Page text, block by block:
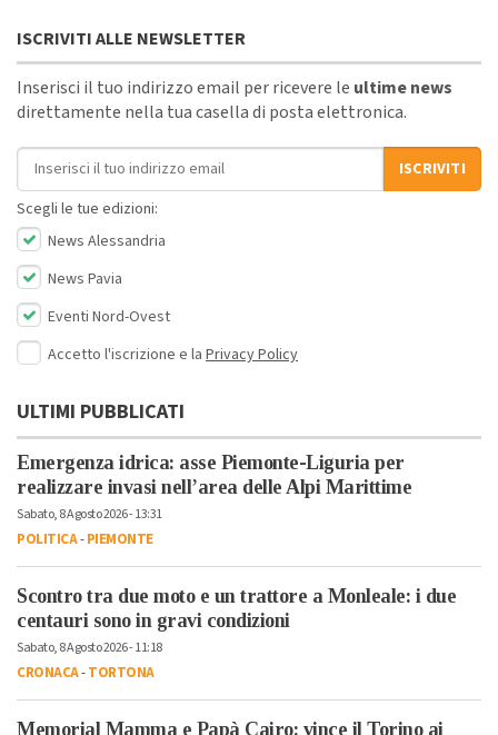
ISCRIVITI ALLE NEWSLETTER
Inserisci il tuo indirizzo email per ricevere le ultime news
direttamente nella tua casella di posta elettronica.
Indirizzo email
ISCRIVITI
Scegli le tue edizioni:
News Alessandria
News Pavia
Eventi Nord-Ovest
Accetto l'iscrizione e la Privacy Policy
ULTIMI PUBBLICATI
Emergenza idrica: asse Piemonte-Liguria per
realizzare invasi nell’area delle Alpi Marittime
Sabato, 8 Agosto 2026 - 13:31
POLITICA-PIEMONTE
Scontro tra due moto e un trattore a Monleale: i due
centauri sono in gravi condizioni
Sabato, 8 Agosto 2026 - 11:18
CRONACA-TORTONA
Memorial Mamma e Papà Cairo: vince il Torino ai